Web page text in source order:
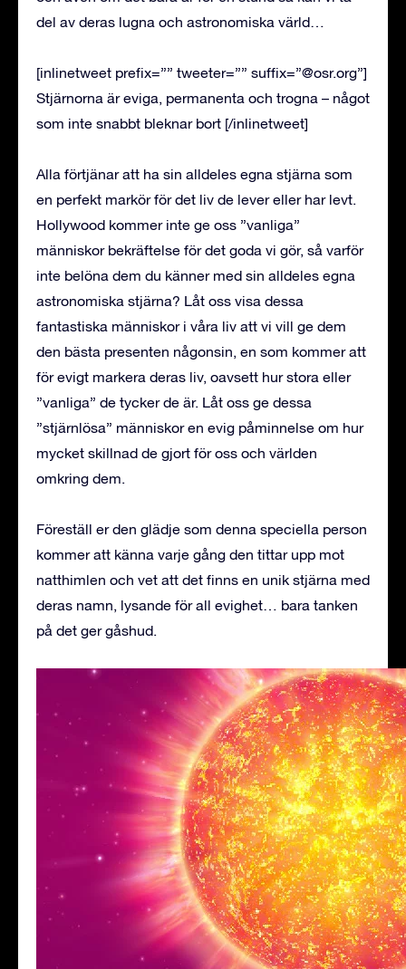
del av deras lugna och astronomiska värld…
[inlinetweet prefix=”” tweeter=”” suffix=”@osr.org”]
Stjärnorna är eviga, permanenta och trogna – något
som inte snabbt bleknar bort [/inlinetweet]
Alla förtjänar att ha sin alldeles egna stjärna som
en perfekt markör för det liv de lever eller har levt.
Hollywood kommer inte ge oss ”vanliga”
människor bekräftelse för det goda vi gör, så varför
inte belöna dem du känner med sin alldeles egna
astronomiska stjärna? Låt oss visa dessa
fantastiska människor i våra liv att vi vill ge dem
den bästa presenten någonsin, en som kommer att
för evigt markera deras liv, oavsett hur stora eller
”vanliga” de tycker de är. Låt oss ge dessa
”stjärnlösa” människor en evig påminnelse om hur
mycket skillnad de gjort för oss och världen
omkring dem.
Föreställ er den glädje som denna speciella person
kommer att känna varje gång den tittar upp mot
natthimlen och vet att det finns en unik stjärna med
deras namn, lysande för all evighet… bara tanken
på det ger gåshud.